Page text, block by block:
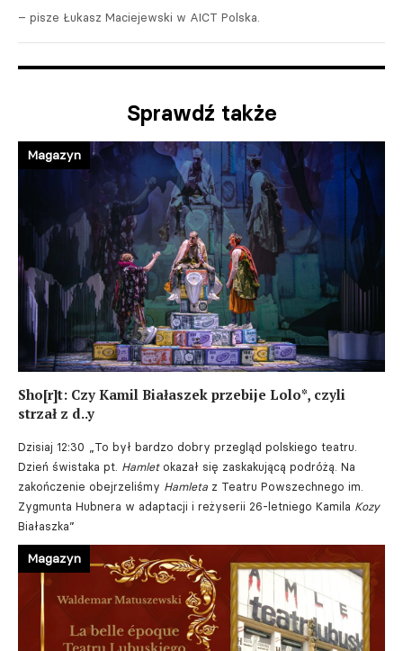
– pisze Łukasz Maciejewski w AICT Polska.
Sprawdź także
Sho[r]t: Czy Kamil Białaszek przebije Lolo*, czyli
strzał z d..y
Dzisiaj 12:30
„To był bardzo dobry przegląd polskiego teatru.
Dzień świstaka pt. Hamletokazał się zaskakującą podróżą. Na
zakończenie obejrzeliśmy Hamleta z Teatru Powszechnego im.
Zygmunta Hubnera w adaptacji i reżyserii 26-letniego Kamila Kozy
Białaszka”
Magazyn
Magazyn